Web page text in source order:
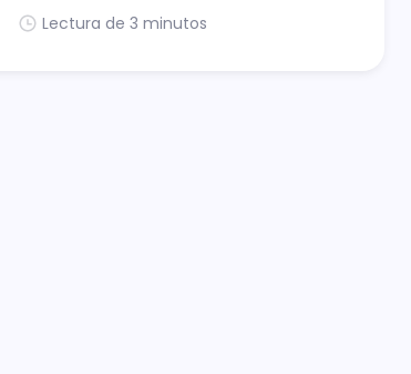
Lectura de 3 minutos